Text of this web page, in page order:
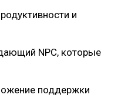
и
NPC, которые
поддержки